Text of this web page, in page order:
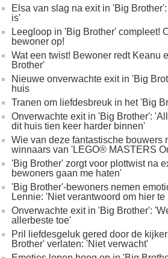
Elsa van slag na exit in 'Big
is'
Leegloop in 'Big Brother' compleet!
bewoner op!
Wat een twist! Bewoner redt Keanu
Brother'
Nieuwe onverwachte exit in 'Big
huis
Tranen om liefdesbreuk in het 'Big
Onverwachte exit in 'Big Brother':
dit huis tien keer harder binnen'
Wie van deze fantastische bouwers
winnaars van 'LEGO® MASTERS
'Big Brother' zorgt voor plottwist na
bewoners gaan me haten'
'Big Brother'-bewoners nemen
Lennie: 'Niet verantwoord om hier
Onverwachte exit in 'Big Brother':
allerbeste toe'
Pril liefdesgeluk gered door de
Brother' verlaten: 'Niet verwacht'